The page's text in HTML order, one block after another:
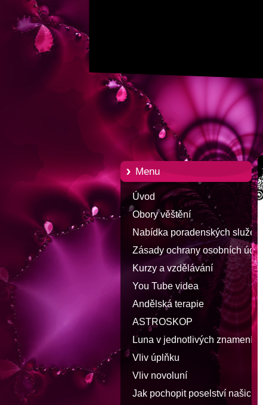
Menu
Úvod
Obory věštění
Nabídka poradenských služeb
Zásady ochrany osobních údajů
Kurzy a vzdělávání
You Tube videa
Andělská terapie
ASTROSKOP
Luna v jednotlivých znameních
zvěrokruhu
Vliv úplňku
Vliv novoluní
Jak pochopit poselství našich